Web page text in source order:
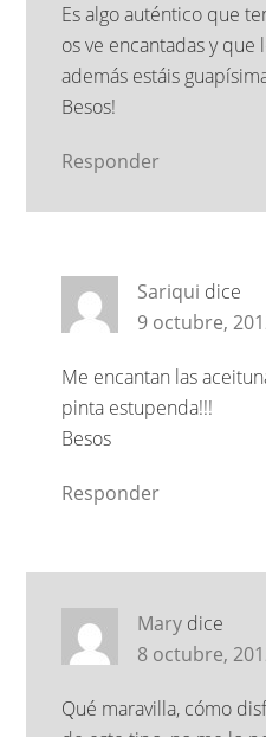
Es algo auténtico que
os ve encantadas y que
además estáis
Besos!
Responder
Sariqui dice
9 octubre,
Me encantan las
pinta estupenda!!!
Besos
Responder
Mary dice
8 octubre,
Qué maravilla, cómo